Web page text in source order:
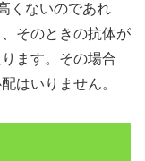
くないのであれ
そのときの抗体が
ます。その場合
はいりません。